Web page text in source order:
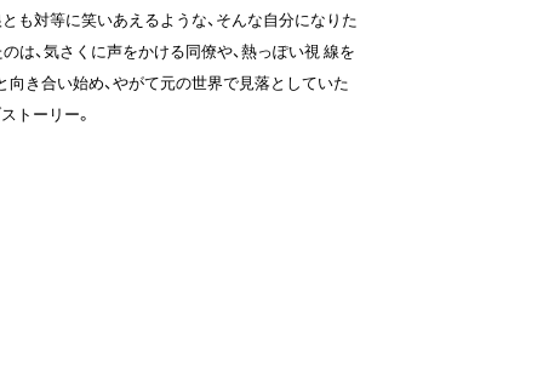
も対等に笑いあえるような、そんな自分になりた
、気さくに声をかける同僚や、熱っぽい視 線を
き合い始め、やがて元の世界で見落としていた
トーリー。